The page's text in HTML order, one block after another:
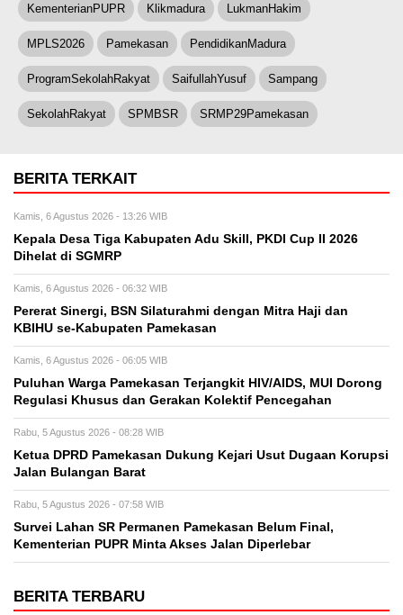
KementerianPUPR Klikmadura LukmanHakim
MPLS2026 Pamekasan PendidikanMadura
ProgramSekolahRakyat SaifullahYusuf Sampang
SekolahRakyat SPMBSR SRMP29Pamekasan
BERITA TERKAIT
Kamis, 6 Agustus 2026 - 13:26 WIB
Kepala Desa Tiga Kabupaten Adu Skill, PKDI Cup II 2026
Dihelat di SGMRP
Kamis, 6 Agustus 2026 - 06:32 WIB
Pererat Sinergi, BSN Silaturahmi dengan Mitra Haji dan
KBIHU se-Kabupaten Pamekasan
Kamis, 6 Agustus 2026 - 06:05 WIB
Puluhan Warga Pamekasan Terjangkit HIV/AIDS, MUI Dorong
Regulasi Khusus dan Gerakan Kolektif Pencegahan
Rabu, 5 Agustus 2026 - 08:28 WIB
Ketua DPRD Pamekasan Dukung Kejari Usut Dugaan Korupsi
Jalan Bulangan Barat
Rabu, 5 Agustus 2026 - 07:58 WIB
Survei Lahan SR Permanen Pamekasan Belum Final,
Kementerian PUPR Minta Akses Jalan Diperlebar
BERITA TERBARU